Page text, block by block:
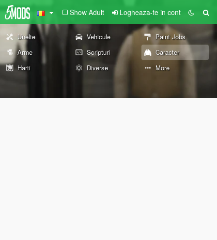
Show Adult Logheaza-te in cont
Unelte Vehicule
Paint Jobs
Arme
Scripturi
Caracter
Harti
Diverse More